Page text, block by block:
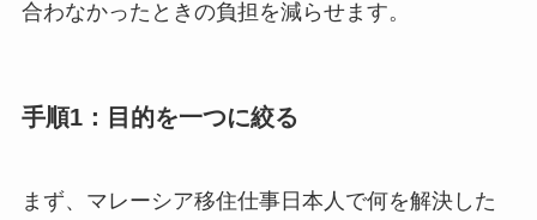
合わなかったときの負担を減らせます。
手順1：目的を一つに絞る
まず、マレーシア移住仕事日本人で何を解決した